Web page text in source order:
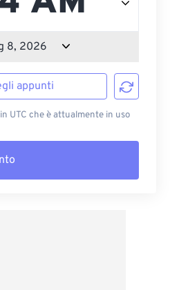
appunti
UTC che è attualmente in uso